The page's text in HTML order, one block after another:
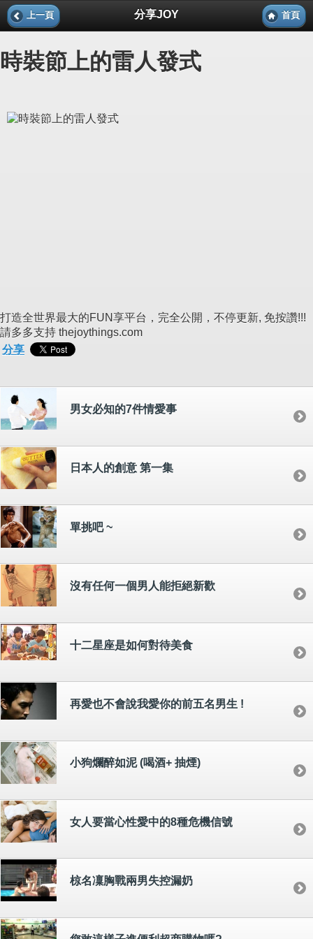
上一頁 分享JOY 首頁
時裝節上的雷人發式
打造全世界最大的FUN享平台，完全公開，不停更新, 免按讚!!!
請多多支持 thejoythings.com
分享
男女必知的7件情愛事
日本人的創意 第一集
單挑吧 ~
沒有任何一個男人能拒絕新歡
十二星座是如何對待美食
再愛也不會說我愛你的前五名男生 !
小狗爛醉如泥 (喝酒+ 抽煙)
女人要當心性愛中的8種危機信號
椋名凜胸戰兩男失控漏奶